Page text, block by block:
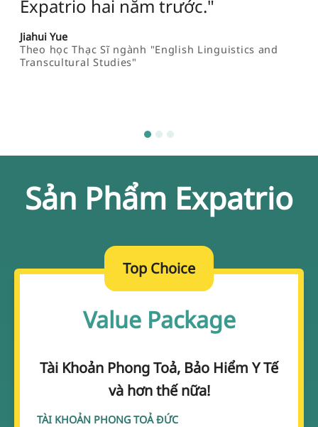
y tế mà không lo bị từ chối bởi cơ
quan nhập cư hay gặp các vấn đề
với hải quan ở sân bay."
Sản Phẩm Expatrio
Top Choice
Value Package
Tài Khoản Phong Toả, Bảo Hiểm Y Tế
và hơn thế nữa!
TÀI KHOẢN PHONG TOẢ ĐỨC